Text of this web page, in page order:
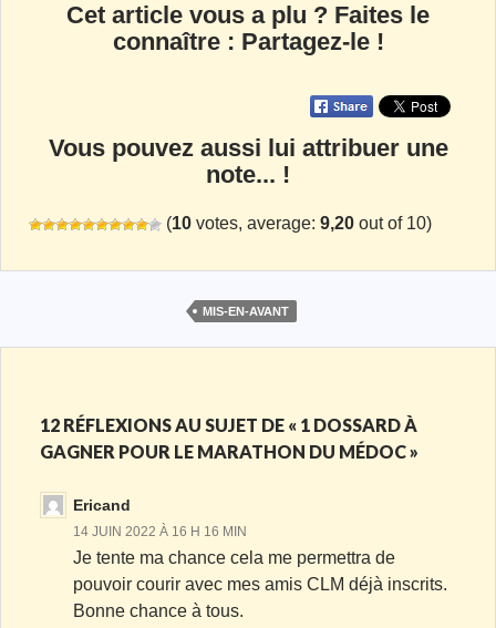
Cet article vous a plu ? Faites le
connaître : Partagez-le !
Vous pouvez aussi lui attribuer une
note... !
(10 votes, average: 9,20 out of 10)
MIS-EN-AVANT
12 RÉFLEXIONS AU SUJET DE « 1 DOSSARD À
GAGNER POUR LE MARATHON DU MÉDOC »
Ericand
14 JUIN 2022 À 16 H 16 MIN
Je tente ma chance cela me permettra de
pouvoir courir avec mes amis CLM déjà inscrits.
Bonne chance à tous.